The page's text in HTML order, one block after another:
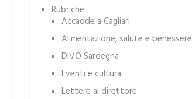
Rubriche
Accadde a Cagliari
Alimentazione, salute e benessere
DIVO Sardegna
Eventi e cultura
Lettere al direttore